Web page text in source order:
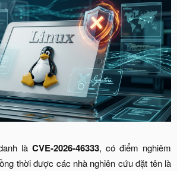
là CVE-2026-46333, có điểm nghiêm
thời được các nhà nghiên cứu đặt tên là